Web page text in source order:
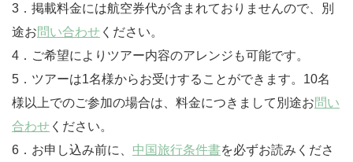
3．掲載料金には航空券代が含まれておりませんので、別
途お問い合わせ ください。
4．ご希望によりツアー内容のアレンジも可能です。
5．ツアーは1名様からお受けすることができます。10名
様以上でのご参加の場合は、料金につきまして別途お問い
合わせ ください。
6．お申し込み前に、 中国旅行条件書を必ずお読みくださ